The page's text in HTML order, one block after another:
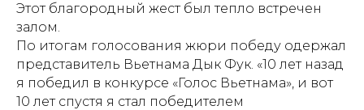
Этот благородный жест был тепло встречен
залом.
По итогам голосования жюри победу одержал
представитель Вьетнама Дык Фук. «10 лет назад
я победил в конкурсе «Голос Вьетнама», и вот
10 лет спустя я стал победителем